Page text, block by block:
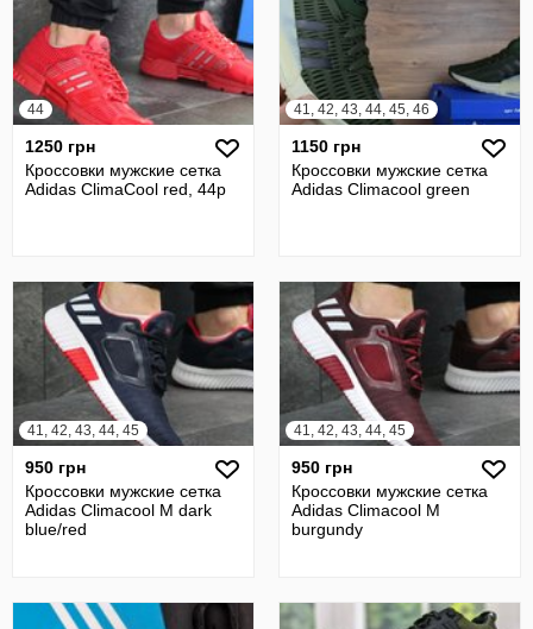
44
1250 грн
Кроссовки мужские сетка
Adidas ClimaCool red, 44р
41, 42, 43, 44, 45, 46
1150 грн
Кроссовки мужские сетка
Adidas Climacool green
41, 42, 43, 44, 45
950 грн
Кроссовки мужские сетка
Adidas Climacool M dark
blue/red
41, 42, 43, 44, 45
950 грн
Кроссовки мужские сетка
Adidas Climacool M
burgundy